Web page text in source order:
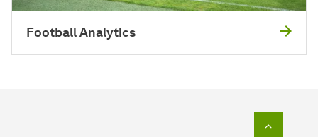
Football Analytics